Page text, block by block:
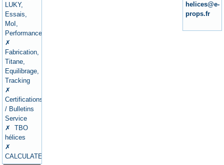
LUKY,
Essais,
MoI,
Performances
✗
Fabrication,
Titane,
Equilibrage,
Tracking
✗
Certifications
/ Bulletins
Service
✗ TBO
hélices
✗
CALCULATEURS
helices@e-
props.fr